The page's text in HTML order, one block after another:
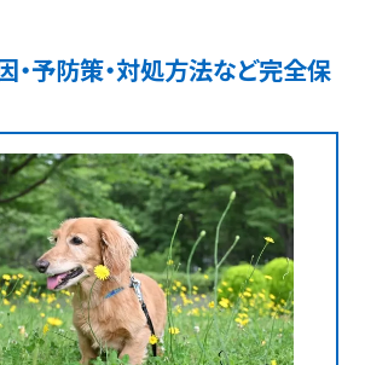
予防策・対処方法など完全保